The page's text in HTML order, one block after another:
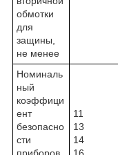
обмотки
для
защины,
не менее
Номиналь
ный
коэффици
ент
безопасно
сти
приборов
11
13
14
16